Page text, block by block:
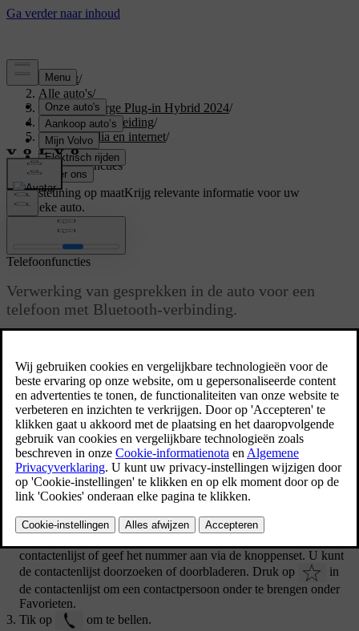
Support/
Alle auto's/
XC40 Recharge Plug-in Hybrid 2024/
Gebruikershandleiding/
Geluid, media en internet/
Telefoon/
Telefoonfuncties
Ondersteuning op maatKrijg relevante informatie voor uw
specifieke auto.
Telefoonfuncties
Verwerking van gesprekken in de auto voor een
telefoon met Bluetooth-verbinding.
De afbeelding is schematisch.
Bellen
Open het deelscherm voor de telefoon.
contactenlijst of geef het nummer aan via de knoppenset. U kunt
de contactenlijst doorzoeken of doorbladeren. Druk op
in
de contactenlijst om een contactpersoon onder te brengen onder
Favorieten.
Tik op
om te bellen.